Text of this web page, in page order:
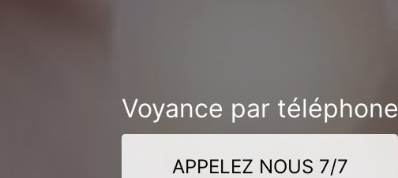
Voyance par téléphone
APPELEZ NOUS 7/7